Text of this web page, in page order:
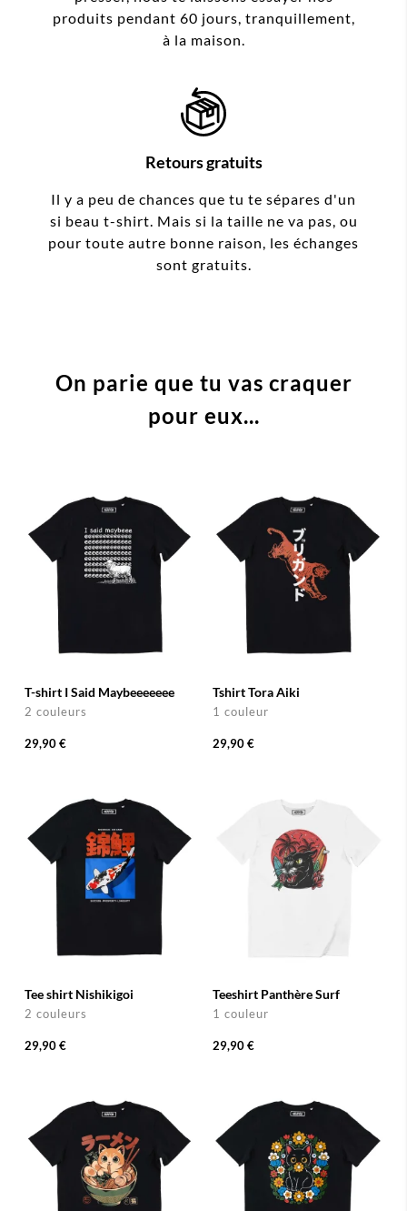
produits pendant 60 jours, tranquillement,
à la maison.
Retours gratuits
Il y a peu de chances que tu te sépares d'un
si beau t-shirt. Mais si la taille ne va pas, ou
pour toute autre bonne raison, les échanges
sont gratuits.
On parie que tu vas craquer
pour eux...
T-shirt I Said Maybeeeeeee
2 couleurs
29,90 €
Tshirt Tora Aiki
1 couleur
29,90 €
Tee shirt Nishikigoi
2 couleurs
29,90 €
Teeshirt Panthère Surf
1 couleur
29,90 €